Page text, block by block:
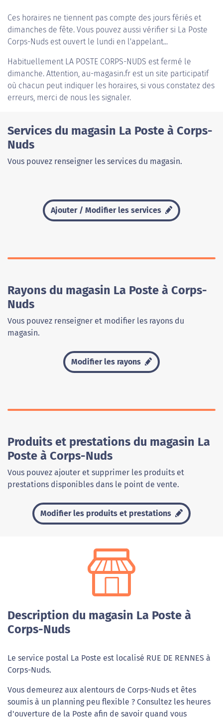
Ces horaires ne tiennent pas compte des jours fériés et
dimanches de fête. Vous pouvez aussi vérifier si La Poste
Corps-Nuds est ouvert le lundi en l'appelant...
Habituellement LA POSTE CORPS-NUDS est fermé le
dimanche. Attention, au-magasin.fr est un site participatif
où chacun peut indiquer les horaires, si vous constatez des
erreurs, merci de nous les signaler.
Services du magasin La Poste à Corps-
Nuds
Vous pouvez renseigner les services du magasin.
Ajouter / Modifier les services
Rayons du magasin La Poste à Corps-
Nuds
Vous pouvez renseigner et modifier les rayons du
magasin.
Modifier les rayons
Produits et prestations du magasin La
Poste à Corps-Nuds
Vous pouvez ajouter et supprimer les produits et
prestations disponibles dans le point de vente.
Modifier les produits et prestations
Description du magasin La Poste à
Corps-Nuds
Le service postal La Poste est localisé RUE DE RENNES à
Corps-Nuds.
Vous demeurez aux alentours de Corps-Nuds et êtes
soumis à un planning peu flexible ? Consultez les heures
d'ouverture de la Poste afin de savoir quand vous